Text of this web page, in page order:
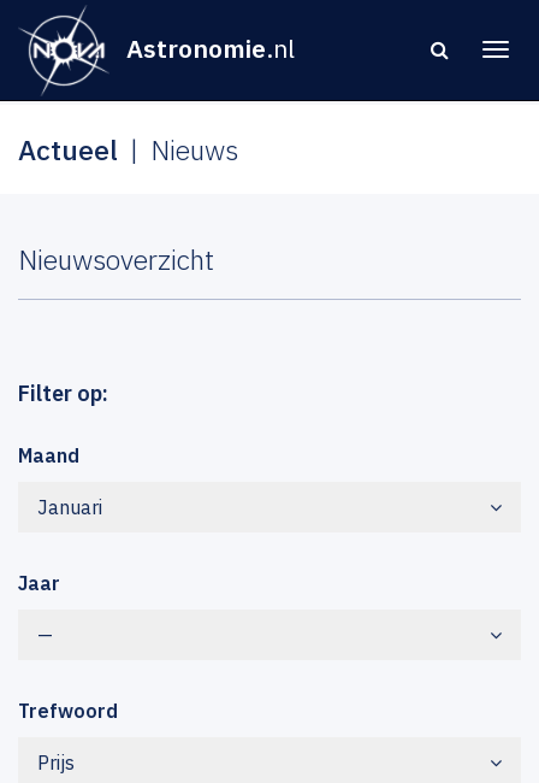
Astronomie.nl
Actueel Nieuws
Nieuwsoverzicht
Filter op:
Maand
Januari
Jaar
—
Trefwoord
Prijs